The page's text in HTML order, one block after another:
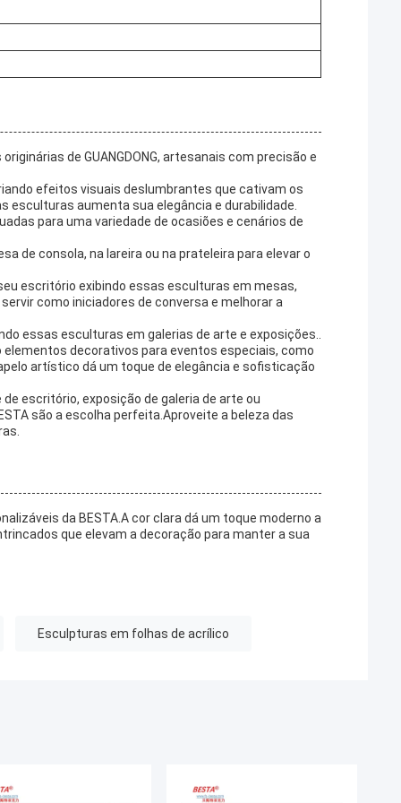
de GUANGDONG, artesanais com precisão e
efeitos visuais deslumbrantes que cativam os
esculturas aumenta sua elegância e durabilidade.
para uma variedade de ocasiões e cenários de
de consola, na lareira ou na prateleira para elevar o
escritório exibindo essas esculturas em mesas,
como iniciadores de conversa e melhorar a
essas esculturas em galerias de arte e exposições..
decorativos para eventos especiais, como
artístico dá um toque de elegância e sofisticação
escritório, exposição de galeria de arte ou
são a escolha perfeita.Aproveite a beleza das
da BESTA.A cor clara dá um toque moderno a
que elevam a decoração para manter a sua
Esculpturas em folhas de acrílico